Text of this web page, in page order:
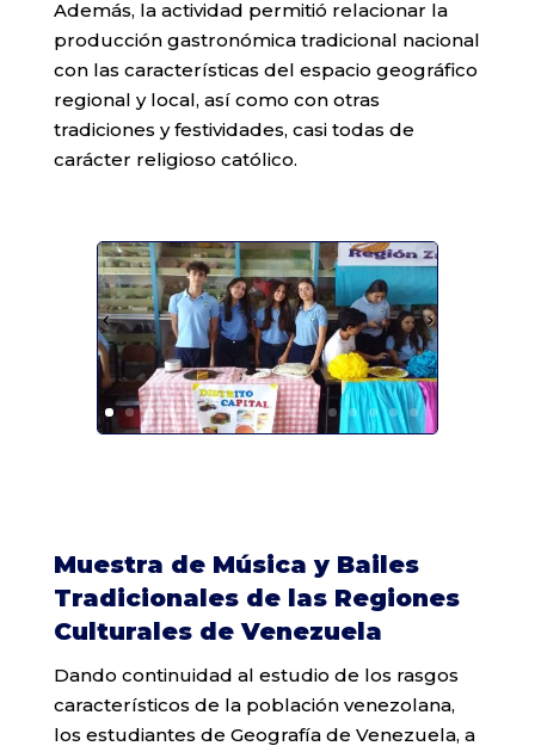
Además, la actividad permitió relacionar la
producción gastronómica tradicional nacional
con las características del espacio geográfico
regional y local, así como con otras
tradiciones y festividades, casi todas de
carácter religioso católico.
Muestra de Música y Bailes
Tradicionales de las Regiones
Culturales de Venezuela
Dando continuidad al estudio de los rasgos
característicos de la población venezolana,
los estudiantes de Geografía de Venezuela, a